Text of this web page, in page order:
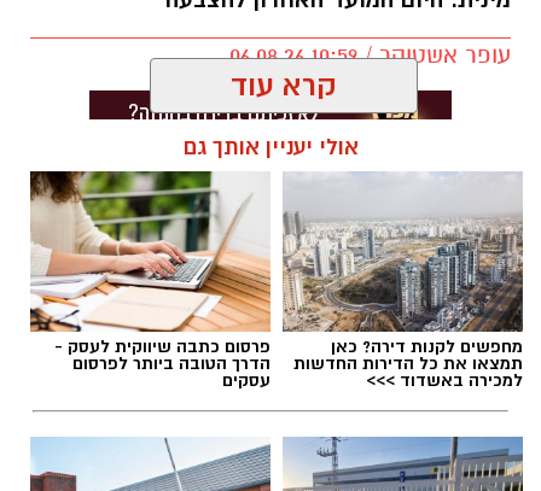
עופר אשטוקר / 10:59 06.08.26
תגים:מועצה מקומית גדרה
חשד להטרדה מינית
בגדרה
קרא עוד
אולי יעניין אותך גם
מחפשים לקנות דירה? כאן
תמצאו את כל הדירות החדשות
למכירה באשדוד >>>
פרסום כתבה שיווקית לעסק -
הדרך הטובה ביותר לפרסום
עסקים